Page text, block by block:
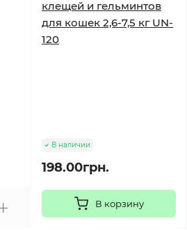
клещей и гельминтов
для кошек 2,6-7,5 кг UN-
120
В наличии
198.00грн.
В корзину